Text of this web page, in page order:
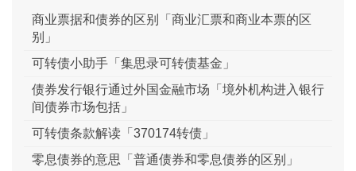
商业票据和债券的区别「商业汇票和商业本票的区
别」
可转债小助手「集思录可转债基金」
债券发行银行通过外国金融市场「境外机构进入银行
间债券市场包括」
可转债条款解读「370174转债」
零息债券的意思「普通债券和零息债券的区别」